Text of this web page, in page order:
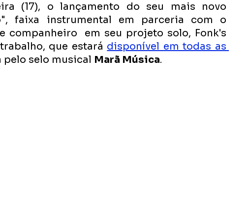
(17), o lançamento do seu mais novo
", faixa instrumental em parceria com o
companheiro  em seu projeto solo, Fonk's
que estará disponível em todas as
pelo selo musical Marã Música.